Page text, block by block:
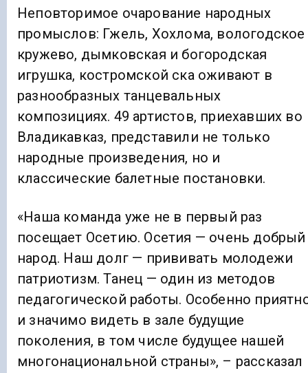
Неповторимое очарование народных
промыслов: Гжель, Хохлома, вологодское
кружево, дымковская и богородская
игрушка, костромской ска оживают в
разнообразных танцевальных
композициях. 49 артистов, приехавших во
Владикавказ, представили не только
народные произведения, но и
классические балетные постановки.
«Наша команда уже не в первый раз
посещает Осетию. Осетия — очень добрый
народ. Наш долг — прививать молодежи
патриотизм. Танец — один из методов
педагогической работы. Особенно
и значимо видеть в зале будущие
поколения, в том числе будущее нашей
многонациональной страны», – рассказал